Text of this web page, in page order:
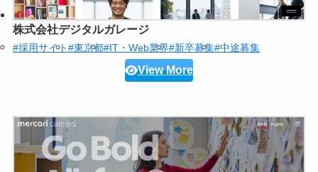
株式会社デジタルガレージ
#採用サイト#東京都#IT・Web業界#新卒募集#中途募集
View More